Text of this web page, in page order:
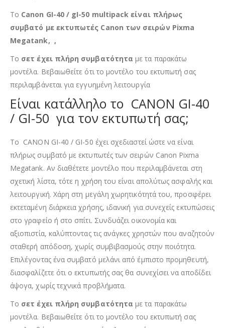
Το Canon GI-40 / gI-50 multipack είναι πλήρως
συμβατό με εκτυπωτές Canon των σειρών Pixma
Megatank, ,
Το σετ έχει πλήρη συμβατότητα με τα παρακάτω
μοντέλα. Βεβαιωθείτε ότι το μοντέλο του εκτυπωτή σας
περιλαμβάνεται για εγγυημένη λειτουργία
Είναι κατάλληλο το CANON GI-40
/ GI-50 για τον εκτυπωτή σας;
Το CANON GI-40 / GI-50 έχει σχεδιαστεί ώστε να είναι
πλήρως συμβατό με εκτυπωτές των σειρών Canon Pixma
Megatank. Αν διαθέτετε μοντέλο που περιλαμβάνεται στη
σχετική λίστα, τότε η χρήση του είναι απολύτως ασφαλής και
λειτουργική. Χάρη στη μεγάλη χωρητικότητά του, προσφέρει
εκτεταμένη διάρκεια χρήσης, ιδανική για συνεχείς εκτυπώσεις
στο γραφείο ή στο σπίτι. Συνδυάζει οικονομία και
αξιοπιστία, καλύπτοντας τις ανάγκες χρηστών που αναζητούν
σταθερή απόδοση, χωρίς συμβιβασμούς στην ποιότητα.
Επιλέγοντας ένα συμβατό μελάνι από έμπιστο προμηθευτή,
διασφαλίζετε ότι ο εκτυπωτής σας θα συνεχίσει να αποδίδει
άψογα, χωρίς τεχνικά προβλήματα.
Το σετ έχει πλήρη συμβατότητα με τα παρακάτω
μοντέλα. Βεβαιωθείτε ότι το μοντέλο του εκτυπωτή σας